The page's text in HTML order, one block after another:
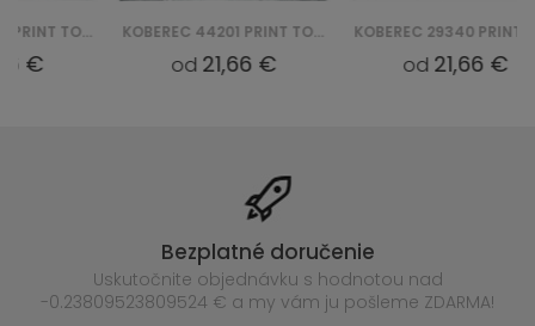
KOBEREC 44201 PRINT TOSCANA
21,66 €
KOBEREC 29340 PRINT TOSCANA
21,66 €
Bezplatné doručenie
Uskutočnite objednávku s hodnotou nad
-0.23809523809524 € a my vám ju pošleme ZDARMA!